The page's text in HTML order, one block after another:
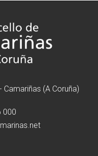
Camariñas (A Coruña)
000